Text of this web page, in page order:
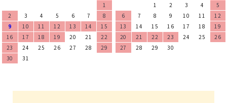
1
2
3 4 5 6 7
8
9
10 11 12 13 14
15
16
17 18 19 20 21
22
23
24 25 26 27 28
29
30
31
1 2 3 4
5
6
7 8 9 10 11
12
13
14 15 16 17 18
19
20
21 22 23 24 25
26
27
28 29 30